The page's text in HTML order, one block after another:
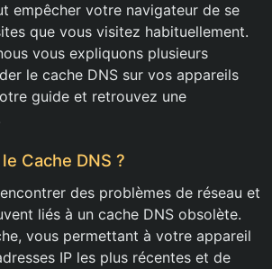
empêcher votre navigateur de se
que vous visitez habituellement.
vous expliquons plusieurs
le cache DNS sur vos appareils
guide et retrouvez une
Cache DNS ?
des problèmes de réseau et
liés à un cache DNS obsolète.
vous permettant à votre appareil
IP les plus récentes et de